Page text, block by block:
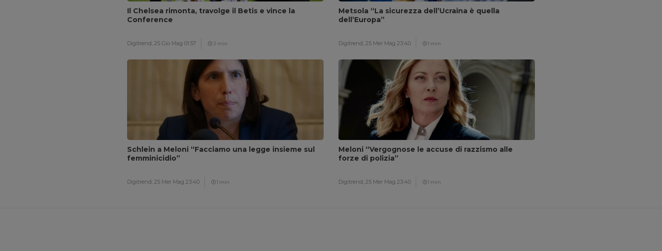
Il Chelsea rimonta, travolge il Betis e vince la
Conference
Digitrend, 25 Gio Mag 01:57 2 min
Metsola “La sicurezza dell’Ucraina è quella
dell’Europa”
Digitrend, 25 Mer Mag 23:40 1 min
Schlein a Meloni “Facciamo una legge insieme sul
femminicidio”
Digitrend, 25 Mer Mag 23:40 1 min
Meloni “Vergognose le accuse di razzismo alle
forze di polizia”
Digitrend, 25 Mer Mag 23:40 1 min